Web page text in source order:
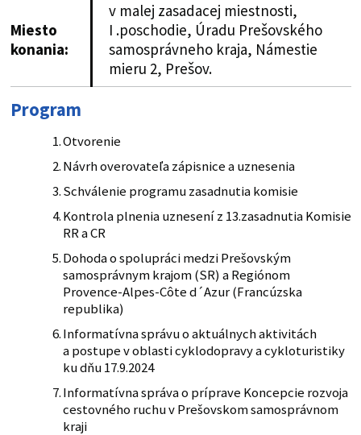
Miesto
konania:
v malej zasadacej miestnosti,
I .poschodie, Úradu Prešovského
samosprávneho kraja, Námestie
mieru 2, Prešov.
Program
Otvorenie
Návrh overovateľa zápisnice a uznesenia
Schválenie programu zasadnutia komisie
Kontrola plnenia uznesení z 13.zasadnutia Komisie
RR a CR
Dohoda o spolupráci medzi Prešovským
samosprávnym krajom (SR) a Regiónom
Provence-Alpes-Côte d´Azur (Francúzska
republika)
Informatívna správu o aktuálnych aktivitách
a postupe v oblasti cyklodopravy a cykloturistiky
ku dňu 17.9.2024
Informatívna správa o príprave Koncepcie rozvoja
cestovného ruchu v Prešovskom samosprávnom
kraji